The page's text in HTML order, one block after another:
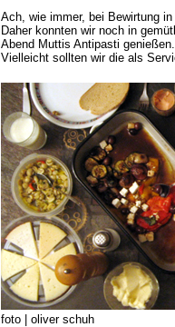
Ach, wie immer, bei Bewirtung
Daher konnten wir noch in
Abend Muttis Antipasti genießen.
Vielleicht sollten wir die als
foto | oliver schuh